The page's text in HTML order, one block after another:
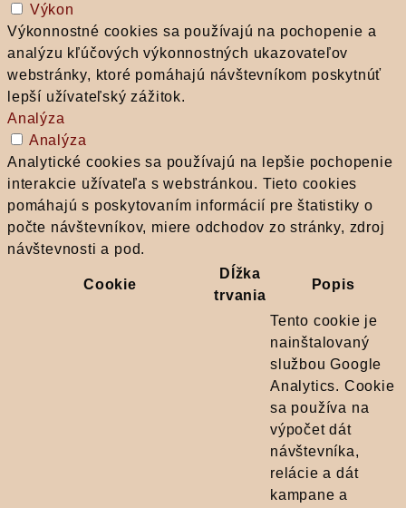
Výkon
Výkonnostné cookies sa používajú na pochopenie a
analýzu kľúčových výkonnostných ukazovateľov
webstránky, ktoré pomáhajú návštevníkom poskytnúť
lepší užívateľský zážitok.
Analýza
Analýza
Analytické cookies sa používajú na lepšie pochopenie
interakcie užívateľa s webstránkou. Tieto cookies
pomáhajú s poskytovaním informácií pre štatistiky o
počte návštevníkov, miere odchodov zo stránky, zdroj
návštevnosti a pod.
Cookie
Dĺžka
trvania
Popis
Tento cookie je
nainštalovaný
službou Google
Analytics. Cookie
sa používa na
výpočet dát
návštevníka,
relácie a dát
kampane a